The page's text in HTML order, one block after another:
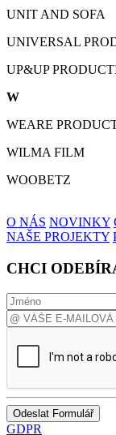
UNIT AND SOFA
UNIVERSAL
UP&UP
W
WEARE
WILMA FILM
WOOBETZ
O NÁS NOVINKY
NAŠE PROJEKTY
CHCI
Odeslat Formulář
GDPR